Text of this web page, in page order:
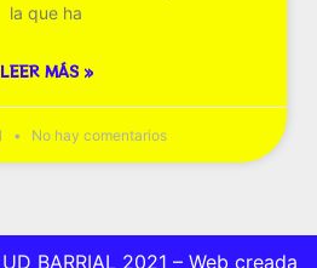
la que ha
LEER MÁS »
No hay comentarios
BARRIAL 2021 – Web creada